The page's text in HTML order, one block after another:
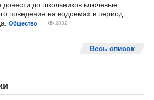
до школьников ключевые
поведения на водоемах в период
Общество 2832
Весь список